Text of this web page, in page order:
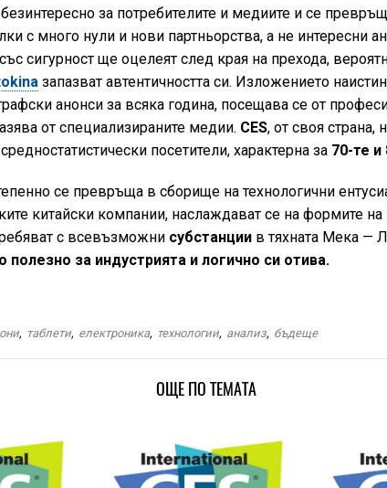
за потребителите и медиите и се
с много нули и нови партньорства, а не интересни
сигурност ще оцелеят след края на прехода,
запазват автентичността си. Изложението
анонси за всяка година, посещава се от
от специализираните медии. CES, от своя страна,
посетители, характерна за 70-те и
се превръща в сборище на технологични
китайски компании, наслаждават се на формите на
с всевъзможни субстанции в тяхната Мека —
полезно за индустрията и логично си отива.
, таблети, електроника, технологии, анализ, бъдеще
ОЩЕ ПО ТЕМАТА